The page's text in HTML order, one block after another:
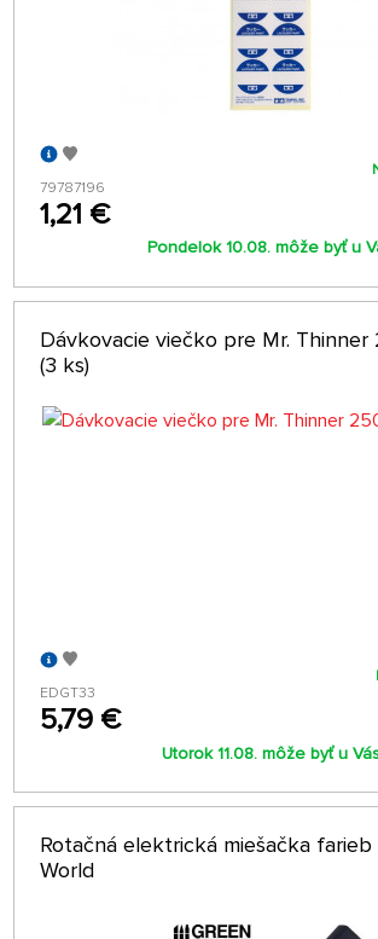
79787196
1,21 €
Pondelok 10.08. môže byť u
Dávkovacie viečko pre Mr.
(3 ks)
EDGT33
5,79 €
Utorok 11.08. môže byť u
Rotačná elektrická miešačka
World